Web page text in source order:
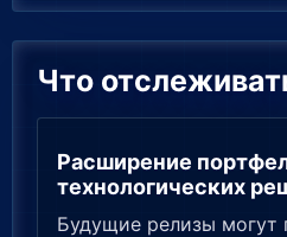
Что
Расширение
технологических
Будущие релизы могут